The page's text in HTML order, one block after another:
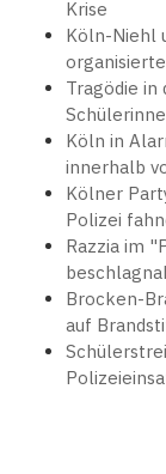
Krise
Köln-Niehl
Tragödie in
Köln in
innerhalb
Kölner
Polizei
Razzia im
Brocken-
auf